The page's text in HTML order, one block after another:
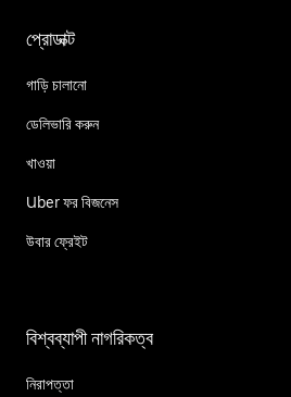
প্রোডাক্ট
গাড়ি চালানো
ডেলিভারি করুন
খাওয়া
Uber ফর বিজনেস
উবার ফ্রেইট
বিশ্বব্যাপী নাগরিকত্ব
নিরাপত্তা